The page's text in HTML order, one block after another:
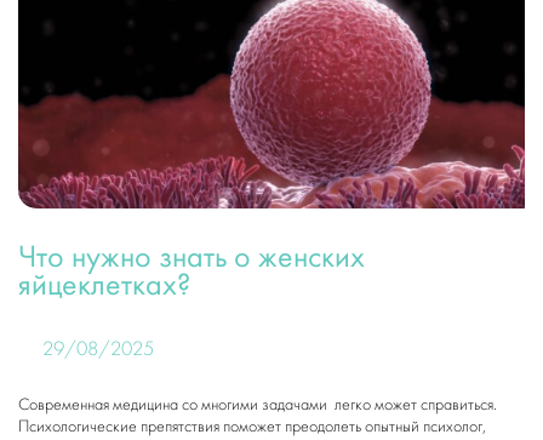
Что нужно знать о женских
яйцеклетках?
29/08/2025
Современная медицина со многими задачами легко может справиться.
Психологические препятствия поможет преодолеть опытный психолог,